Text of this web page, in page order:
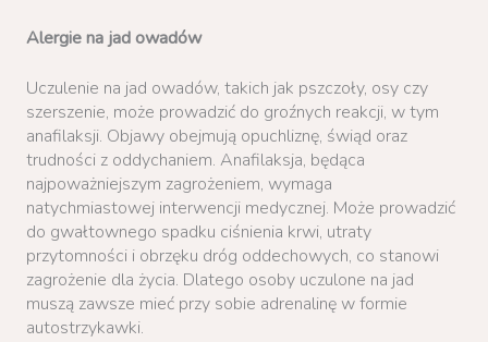
Alergie na jad owadów
Uczulenie na jad owadów, takich jak pszczoły, osy czy
szerszenie, może prowadzić do groźnych reakcji, w tym
anafilaksji. Objawy obejmują opuchliznę, świąd oraz
trudności z oddychaniem. Anafilaksja, będąca
najpoważniejszym zagrożeniem, wymaga
natychmiastowej interwencji medycznej. Może prowadzić
do gwałtownego spadku ciśnienia krwi, utraty
przytomności i obrzęku dróg oddechowych, co stanowi
zagrożenie dla życia. Dlatego osoby uczulone na jad
muszą zawsze mieć przy sobie adrenalinę w formie
autostrzykawki.